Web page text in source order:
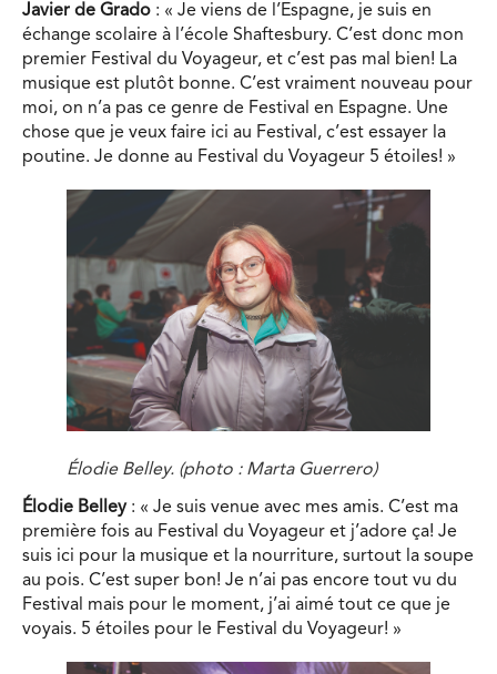
Javier de Grado : « Je viens de l’Espagne, je suis en
échange scolaire à l’école Shaftesbury. C’est donc mon
premier Festival du Voyageur, et c’est pas mal bien! La
musique est plutôt bonne. C’est vraiment nouveau pour
moi, on n’a pas ce genre de Festival en Espagne. Une
chose que je veux faire ici au Festival, c’est essayer la
poutine. Je donne au Festival du Voyageur 5 étoiles! »
Élodie Belley. (photo : Marta Guerrero)
Élodie Belley : « Je suis venue avec mes amis. C’est ma
première fois au Festival du Voyageur et j’adore ça! Je
suis ici pour la musique et la nourriture, surtout la soupe
au pois. C’est super bon! Je n’ai pas encore tout vu du
Festival mais pour le moment, j’ai aimé tout ce que je
voyais. 5 étoiles pour le Festival du Voyageur! »